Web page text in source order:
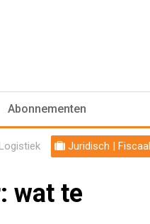
Abonnementen
Juridisch | Fiscaal
wat te